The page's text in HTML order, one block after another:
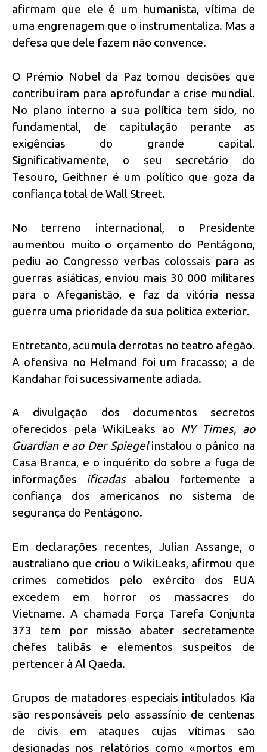
afirmam que ele é um humanista, vítima de
uma engrenagem que o instrumentaliza. Mas a
defesa que dele fazem não convence.
O Prémio Nobel da Paz tomou decisões que
contribuíram para aprofundar a crise mundial.
No plano interno a sua política tem sido, no
fundamental, de capitulação perante as
exigências do grande capital.
Significativamente, o seu secretário do
Tesouro, Geithner é um político que goza da
confiança total de Wall Street.
No terreno internacional, o Presidente
aumentou muito o orçamento do Pentágono,
pediu ao Congresso verbas colossais para as
guerras asiáticas, enviou mais 30 000 militares
para o Afeganistão, e faz da vitória nessa
guerra uma prioridade da sua politica exterior.
Entretanto, acumula derrotas no teatro afegão.
A ofensiva no Helmand foi um fracasso; a de
Kandahar foi sucessivamente adiada.
A divulgação dos documentos secretos
oferecidos pela WikiLeaks ao NY Times, ao
Guardian e ao Der Spiegelinstalou o pânico na
Casa Branca, e o inquérito do sobre a fuga de
informações ificadasabalou fortemente a
confiança dos americanos no sistema de
segurança do Pentágono.
Em declarações recentes, Julian Assange, o
australiano que criou o WikiLeaks, afirmou que
crimes cometidos pelo exército dos EUA
excedem em horror os massacres do
Vietname. A chamada Força Tarefa Conjunta
373 tem por missão abater secretamente
chefes talibãs e elementos suspeitos de
pertencer à Al Qaeda.
Grupos de matadores especiais intitulados Kia
são responsáveis pelo assassínio de centenas
de civis em ataques cujas vítimas são
designadas nos relatórios como «mortos em